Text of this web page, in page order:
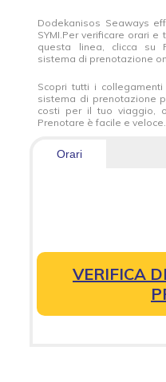
Dodekanisos Seaways
SYMI.Per verificare orari
questa linea, clicca su
sistema di prenotazione
Scopri tutti i
sistema di prenotazione
costi per il tuo viaggio,
Prenotare è facile e veloce.
Orari
VERIFICA